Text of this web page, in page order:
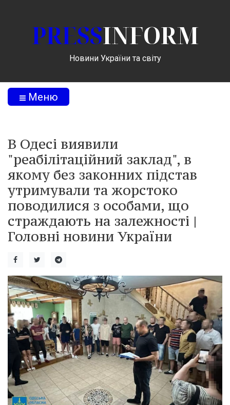
PRESSINFORM
Новини України та світу
Меню
В Одесі виявили
"реабілітаційний заклад", в
якому без законних підстав
утримували та жорстоко
поводилися з особами, що
страждають на залежності |
Головні новини України